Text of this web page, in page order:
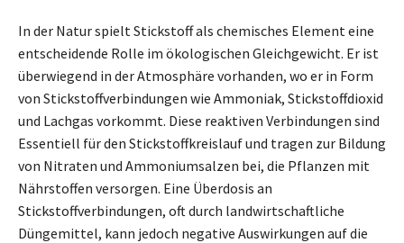
In der Natur spielt Stickstoff als chemisches Element eine
entscheidende Rolle im ökologischen Gleichgewicht. Er ist
überwiegend in der Atmosphäre vorhanden, wo er in Form
von Stickstoffverbindungen wie Ammoniak, Stickstoffdioxid
und Lachgas vorkommt. Diese reaktiven Verbindungen sind
Essentiell für den Stickstoffkreislauf und tragen zur Bildung
von Nitraten und Ammoniumsalzen bei, die Pflanzen mit
Nährstoffen versorgen. Eine Überdosis an
Stickstoffverbindungen, oft durch landwirtschaftliche
Düngemittel, kann jedoch negative Auswirkungen auf die